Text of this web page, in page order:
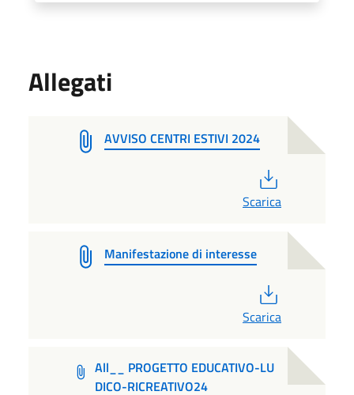
Allegati
AVVISO CENTRI ESTIVI 2024
Scarica
Manifestazione di interesse
Scarica
All__ PROGETTO EDUCATIVO-LU
DICO-RICREATIVO24